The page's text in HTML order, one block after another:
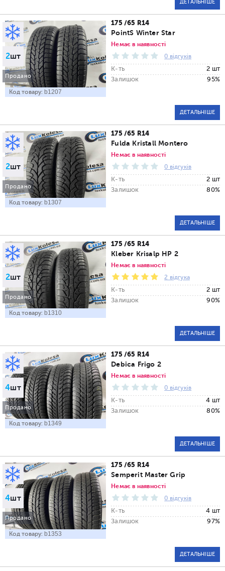
ДЕТАЛЬНІШЕ
2шт
Продано
Код товару: b1207
175 /65 R14
PointS Winter Star
Немає в наявності
0 відгуків
К-ть
2 шт
Залишок
95%
ДЕТАЛЬНІШЕ
2шт
Продано
Код товару: b1307
175 /65 R14
Fulda Kristall Montero
Немає в наявності
0 відгуків
К-ть
2 шт
Залишок
80%
ДЕТАЛЬНІШЕ
2шт
Продано
Код товару: b1310
175 /65 R14
Kleber Krisalp HP 2
Немає в наявності
2 відгука
К-ть
2 шт
Залишок
90%
ДЕТАЛЬНІШЕ
4шт
Продано
Код товару: b1349
175 /65 R14
Debica Frigo 2
Немає в наявності
0 відгуків
К-ть
4 шт
Залишок
80%
ДЕТАЛЬНІШЕ
4шт
Продано
Код товару: b1353
175 /65 R14
Semperit Master Grip
Немає в наявності
0 відгуків
К-ть
4 шт
Залишок
97%
ДЕТАЛЬНІШЕ